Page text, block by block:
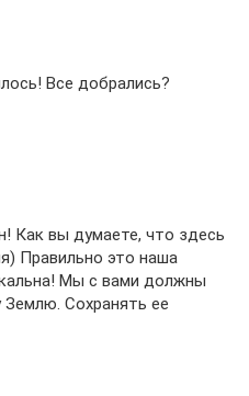
Все добрались?
Как вы думаете, что здесь
Правильно это наша
Мы с вами должны
Сохранять ее